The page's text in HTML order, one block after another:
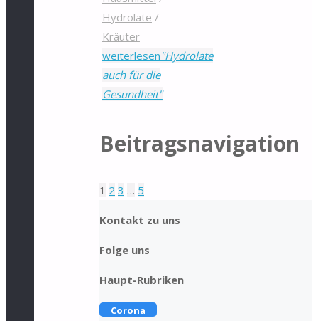
Hydrolate /
Kräuter
weiterlesen "Hydrolate
auch für die
Gesundheit"
Beitragsnavigation
1 2 3 … 5
Kontakt zu uns
Folge uns
Haupt-Rubriken
Corona